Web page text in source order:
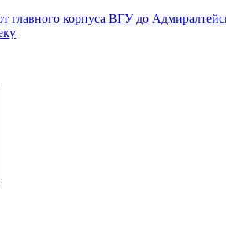
главного корпуса ВГУ до